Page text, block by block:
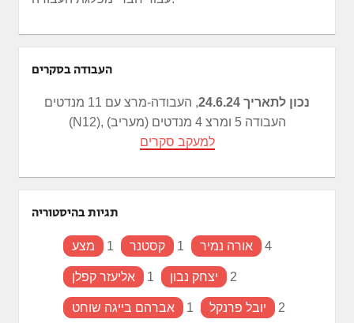
העבודה בסקרים
נכון לתאריך 24.6.24
, העבודה-מרצ עם 11 מנדטים
(N12), העבודה 5 ומרצ 4 מנדטים (מעריב)
למעקב סקרים
תגיות בהיסטוריה
מצע 1 קסטנר 1 אורה נמיר 4
אליעזר קפלן 1 יצחק נבון 2
אברהם בייגה שוחט 1 יובל פרנקל 2